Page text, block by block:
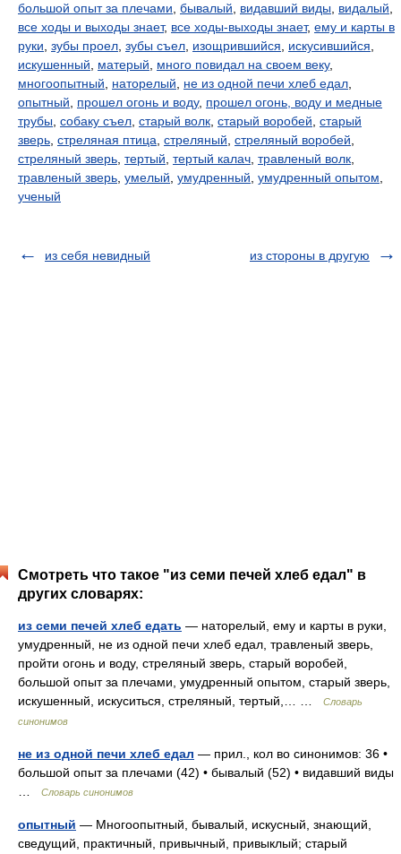
большой опыт за плечами бывалый видавший виды видалый
все ходы и выходы знает, все ходы-выходы знает, ему и карты в
руки зубы проел зубы съел изощрившийся искусившийся
искушенный
матерый много повидал на своем веку,
многоопытный
наторелый не из одной печи хлеб едал
опытный
прошел огонь и воду, прошел огонь, воду и медные
трубы собаку съел старый волк старый воробей старый
зверь стреляная птица стреляный стреляный воробей
стреляный зверь тертый тертый калач травленый волк
травленый зверь умелый умудренный умудренный опытом
ученый
из себя невидный из стороны в другую
Смотреть что такое "из семи печей хлеб едал" в
других словарях:
из семи печей хлеб едать — наторелый, ему и карты в руки,
умудренный, не из одной печи хлеб едал, травленый зверь,
пройти огонь и воду, стреляный зверь, старый воробей,
большой опыт за плечами, умудренный опытом, старый зверь,
искушенный, искуситься, стреляный, тертый,… …
Словарь
синонимов
не из одной печи хлеб едал — прил., кол во синонимов: 36 •
большой опыт за плечами (42) • бывалый (52) • видавший виды
Словарь синонимов
опытный — Многоопытный, бывалый, искусный, знающий,
сведущий, практичный, привычный, привыклый; старый